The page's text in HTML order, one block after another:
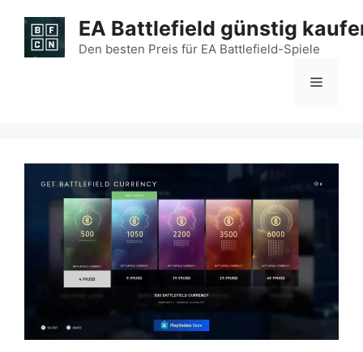
Inhalt
springen
EA Battlefield günstig
Den besten Preis für EA Battlefield-Spiele
Menü